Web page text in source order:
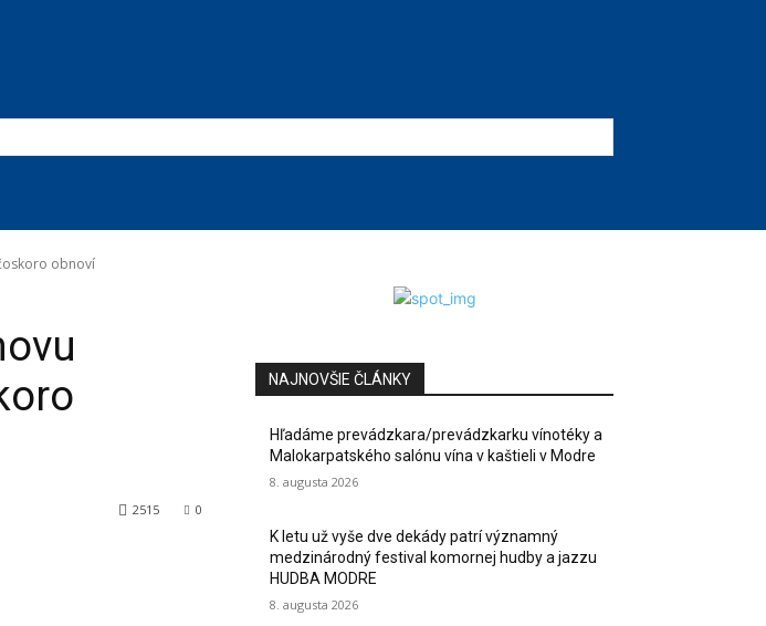
obnoví
0
2515
NAJNOVŠIE ČLÁNKY
Hľadáme prevádzkara/prevádzkarku vínotéky a
Malokarpatského salónu vína v kaštieli v Modre
8. augusta 2026
K letu už vyše dve dekády patrí významný
medzinárodný festival komornej hudby a jazzu
HUDBA MODRE
8. augusta 2026